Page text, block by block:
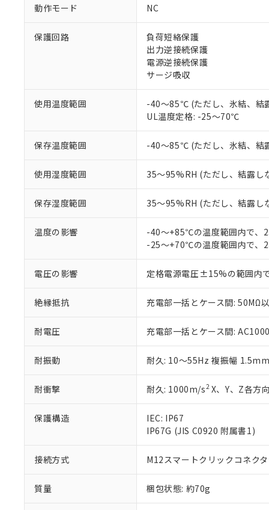
動作モード NC
保護回路
負荷短絡保護
出力逆接続保護
電源逆接続保護
サージ吸収
使用温度範囲
-40～85℃ (ただし、氷結、結
UL温度定格: -25～70℃
保存温度範囲 -40～85℃ (ただし、氷結、結
使用湿度範囲 35～95%RH (ただし、結露し
保存湿度範囲 35～95%RH (ただし、結露し
温度の影響
-40～+85℃の温度範囲内で
-25～+70℃の温度範囲内で
電圧の影響 定格電源電圧±15%の範囲内
絶縁抵抗 充電部一括とケース間: 50MΩ
耐電圧 充電部一括とケース間:
耐振動 耐久: 10～55Hz 複振幅
耐衝撃 耐久: 1000m/s2X、Y、Z各方
保護構造
IEC: IP67
IP67G (JIS C0920 附属書1)
接続方式 M12スマートクリックコネク
質量 梱包状態: 約70g
ご利用条件
以下の条件をお読
くものです。
当社制御機
在庫状況お
い。
正式な納期
オムロン制
在庫状況お
す。
マイパーツ
ている必要
お客様が当
※当社の共同
いる法人を
非該当品：ライセ
仕入先様の事情に
があります。
フタル酸ビス(2-エチル
ル（DBP） 1000ppm
但し、RoHS指令で産業
フタル酸エステル類の
部品在庫の切り替
※3 非含有証明
下記の非含有証明
51物質の非含有証
※本証明書は発行
また、RoHS指令
混在することから
既に当社にて対応
り割愛しております
※1 中国
「○」：最大均質
*中国RoHS10物質の基
Pb(鉛) :1000ppm、 Hg(
DEHP(フタル酸ビス(2-
※2 環境保護使
「ｅ」：有害物質
「10」：通常の使
味します。
「－」：未確認で
う）を輸出
などの必要
当社は規制
ます。
当社は貴社
置等に一切
また当社は
たしません。
号
機器販
空
白
受注生